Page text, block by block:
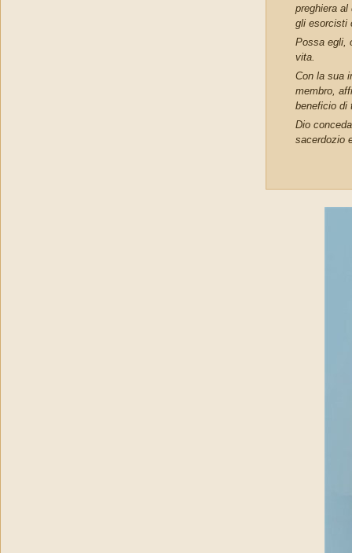
preghiera
gli esorcisti
Possa egli,
vita.
Con la sua
membro,
beneficio di
Dio
sacerdozio